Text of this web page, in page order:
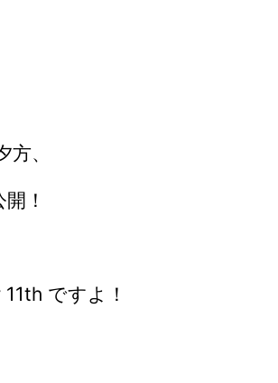
、
！
ですよ！